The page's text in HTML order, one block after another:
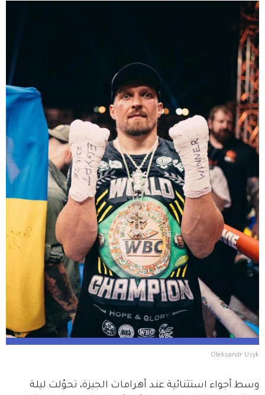
Oleksandr Usyk
وسط أجواء استثنائية عند أهرامات الجيزة، تحوّلت ليلة